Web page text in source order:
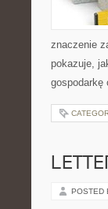
znaczenie
pokazuje,
POSTED